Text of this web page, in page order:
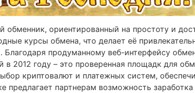
ориентированный на простоту и
курсы обмена, что делает её
Благодаря продуманному веб-интерфейсу
в 2012 году – это проверенная площадк для
криптовалют и платежных систем,
партнерам возможность